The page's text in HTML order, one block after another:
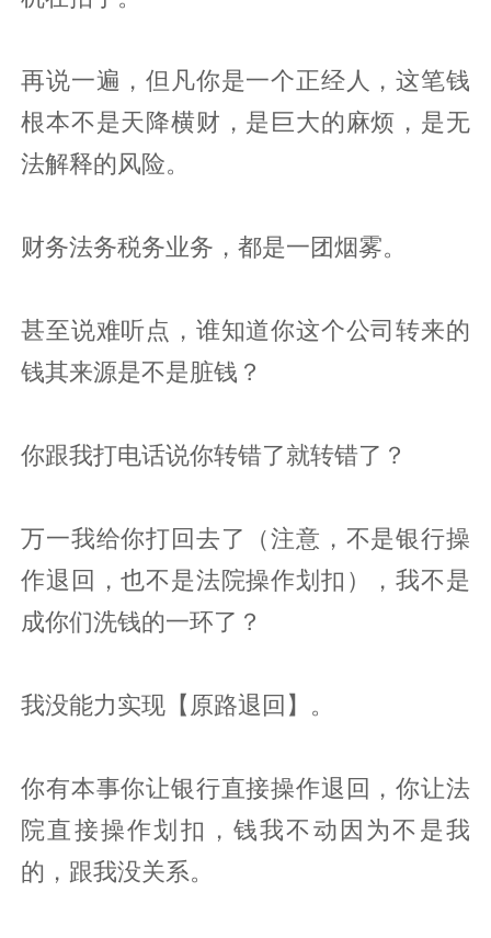
再说一遍，但凡你是一个正经人，这笔钱
根本不是天降横财，是巨大的麻烦，是无
法解释的风险。
财务法务税务业务，都是一团烟雾。
甚至说难听点，谁知道你这个公司转来的
钱其来源是不是脏钱？
你跟我打电话说你转错了就转错了？
万一我给你打回去了（注意，不是银行操
作退回，也不是法院操作划扣），我不是
成你们洗钱的一环了？
我没能力实现【原路退回】。
你有本事你让银行直接操作退回，你让法
院直接操作划扣，钱我不动因为不是我
的，跟我没关系。